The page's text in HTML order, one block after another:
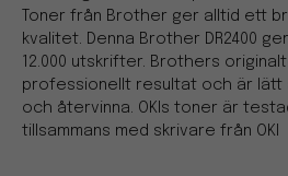
Toner från Brother ger alltid ett
kvalitet. Denna Brother DR2400
12.000 utskrifter. Brothers
professionellt resultat och är lätt
och återvinna. OKIs toner är
tillsammans med skrivare från OKI